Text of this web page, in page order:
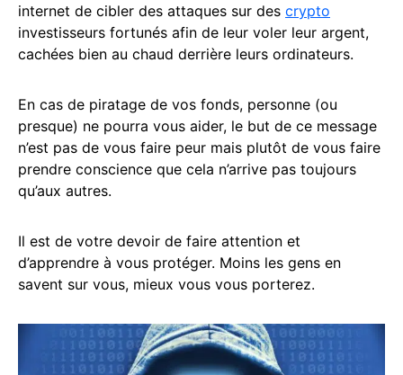
internet de cibler des attaques sur des crypto
investisseurs fortunés afin de leur voler leur argent,
cachées bien au chaud derrière leurs ordinateurs.
En cas de piratage de vos fonds, personne (ou
presque) ne pourra vous aider, le but de ce message
n’est pas de vous faire peur mais plutôt de vous faire
prendre conscience que cela n’arrive pas toujours
qu’aux autres.
Il est de votre devoir de faire attention et
d’apprendre à vous protéger. Moins les gens en
savent sur vous, mieux vous vous porterez.